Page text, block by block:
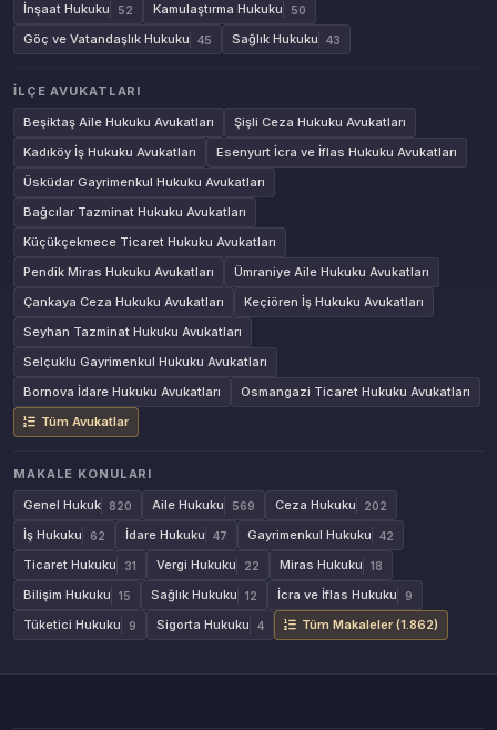
İnşaat Hukuku 52 Kamulaştırma Hukuku 50
Göç ve Vatandaşlık Hukuku 45 Sağlık Hukuku 43
İLÇE AVUKATLARI
Beşiktaş Aile Hukuku Avukatları
Şişli Ceza Hukuku Avukatları
Kadıköy İş Hukuku Avukatları
Esenyurt İcra ve İflas Hukuku Avukatları
Üsküdar Gayrimenkul Hukuku Avukatları
Bağcılar Tazminat Hukuku Avukatları
Küçükçekmece Ticaret Hukuku Avukatları
Pendik Miras Hukuku Avukatları
Ümraniye Aile Hukuku Avukatları
Çankaya Ceza Hukuku Avukatları
Keçiören İş Hukuku Avukatları
Seyhan Tazminat Hukuku Avukatları
Selçuklu Gayrimenkul Hukuku Avukatları
Bornova İdare Hukuku Avukatları
Osmangazi Ticaret Hukuku Avukatları
Tüm Avukatlar
MAKALE KONULARI
Genel Hukuk
820 Aile Hukuku 569 Ceza Hukuku 202
İş Hukuku 62 İdare Hukuku 47 Gayrimenkul Hukuku 42
Ticaret Hukuku 31 Vergi Hukuku 22 Miras Hukuku 18
Bilişim Hukuku 15 Sağlık Hukuku 12 İcra ve İflas Hukuku 9
Tüketici Hukuku 9 Sigorta Hukuku 4 Tüm Makaleler (1.862)